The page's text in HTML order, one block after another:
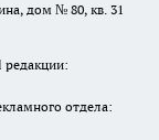
дом № 80, кв. 31
редакции:
отдела: